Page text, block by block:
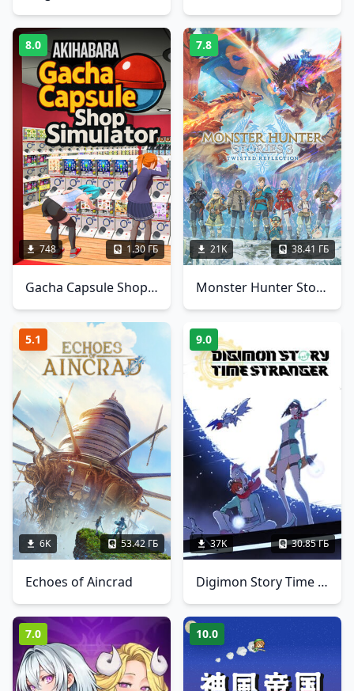
8.0
748 1.30 ГБ
Gacha Capsule Shop Simulator - Akihabara
7.8
21K 38.41 ГБ
Monster Hunter Stories 3: Twisted Reflection
5.1
6K 53.42 ГБ
Echoes of Aincrad
9.0
37K 30.85 ГБ
Digimon Story Time Stranger
7.0 10.0